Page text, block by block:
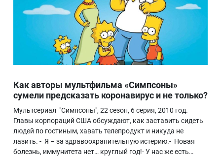
Как авторы мультфильма «Симпсоны»
сумели предсказать коронавирус и не только?
Мультсериал "Симпсоны", 22 сезон, 6 серия, 2010 год.
Главы корпораций США обсуждают, как заставить сидеть
людей по гостиным, хавать телепродукт и никуда не
лазить. - Я – за здравоохранительную истерию.- Новая
болезнь, иммунитета нет… круглый год!- У нас же есть…